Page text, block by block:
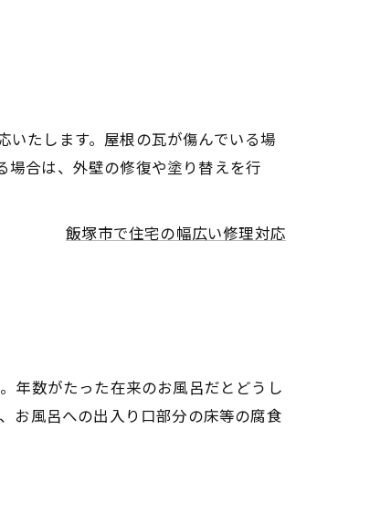
たします。屋根の瓦が傷んでいる場
場合は、外壁の修復や塗り替えを行
飯塚市で住宅の幅広い修理対応
年数がたった在来のお風呂だとどうし
お風呂への出入り口部分の床等の腐食